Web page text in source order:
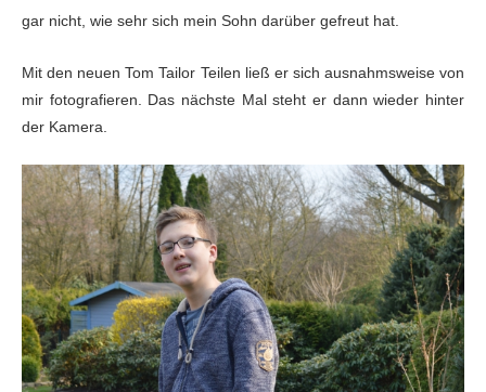
gar nicht, wie sehr sich mein Sohn darüber gefreut hat.
Mit den neuen Tom Tailor Teilen ließ er sich ausnahmsweise von
mir fotografieren. Das nächste Mal steht er dann wieder hinter
der Kamera.